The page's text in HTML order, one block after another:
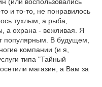
и то-то, не понравилось
тухлым, а рыба,
а охрана - вежливая. Я
популярным. В будущем,
компании (и я,
типа "Тайный
магазин, а Вам за